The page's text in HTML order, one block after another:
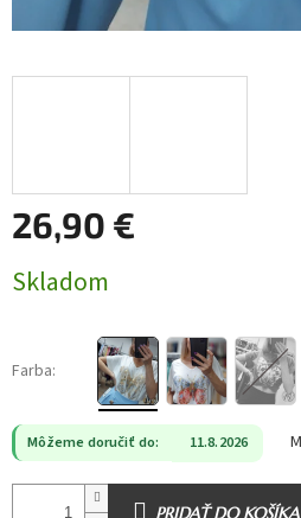
26,90 €
cena:
Skladom
Farba:
Môžeme doručiť do: 11.8.2026
PRIDAŤ DO KOŠÍKA